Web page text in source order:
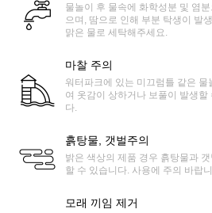
물놀이 후 물속에 화학성분 및 염
으며, 땀으로 인해 부분 탁생이 발
맑은 물로 세탁해주세요.
마찰 주의
워터파크에 있는 미끄럼틀 같은
여 옷감이 상하거나 보풀이 발생할
다.
흙탕물, 갯벌주의
밝은 색상의 제품 경우 흙탕물과
할 수 있습니다. 사용에 주의 바랍
모래 끼임 제거